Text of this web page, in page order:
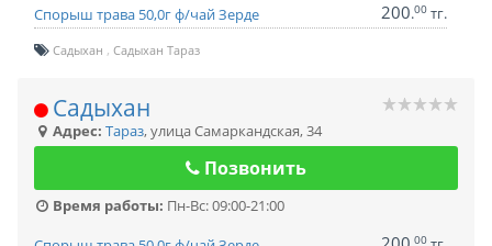
Спорыш трава 50,0г ф/чай Зерде
200.00 тг.
Садыхан Садыхан Тараз
Садыхан
Адрес: Тараз,улица Самаркандская, 34
Позвонить
Время работы: Пн-Вс: 09:00-21:00
00